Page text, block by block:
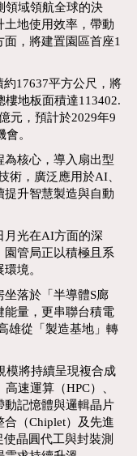
領域領航全球的決
地使用效率，帶動
，將建置園區首座1
17637平方公尺，將
地板面積達113402.
元，預計於2029年9
。
為核心，導入扇出型
術，廣泛應用於AI、
提升智慧製造與自動
月光在AI方面的深
管局正以積極且系
境。
落於「半導體S廊
能量，更串聯台積電
雄從「製造基地」轉
模將持續呈現複合成
速運算（HPC）、
動記憶體與邏輯晶片
（Chiplet）及先進
使晶圓代工與封裝測